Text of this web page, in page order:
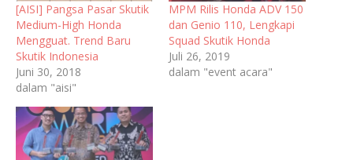
[AISI] Pangsa Pasar Skutik
Medium-High Honda
Mengguat. Trend Baru
Skutik Indonesia
Juni 30, 2018
dalam "aisi"
MPM Rilis Honda ADV 150
dan Genio 110, Lengkapi
Squad Skutik Honda
Juli 26, 2019
dalam "event acara"